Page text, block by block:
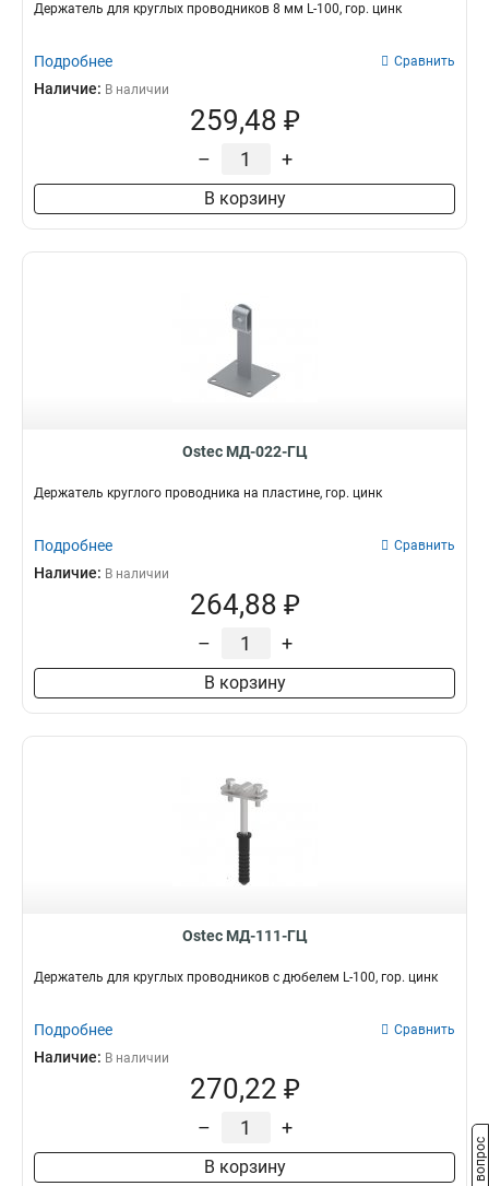
Держатель для круглых проводников 8 мм L-100, гор. цинк
Подробнее Сравнить
Наличие: В наличии
259,48 ₽
– +
В корзину
Ostec МД-022-ГЦ
Держатель круглого проводника на пластине, гор. цинк
Подробнее Сравнить
Наличие: В наличии
264,88 ₽
– +
В корзину
Ostec МД-111-ГЦ
Держатель для круглых проводников с дюбелем L-100, гор. цинк
Подробнее Сравнить
Наличие: В наличии
270,22 ₽
– +
В корзину